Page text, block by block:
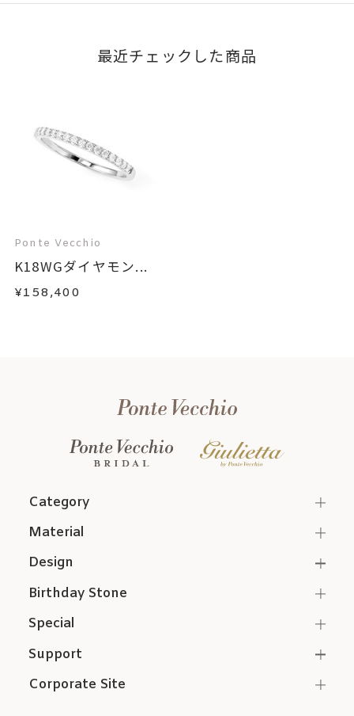
最近チェックした商品
Ponte Vecchio
K18WGダイヤモン...
¥158,400
Category
Support
Corporate Site
Material
Design
Birthday Stone
Special